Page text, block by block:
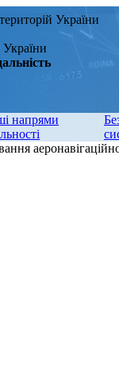
України
України
напрями